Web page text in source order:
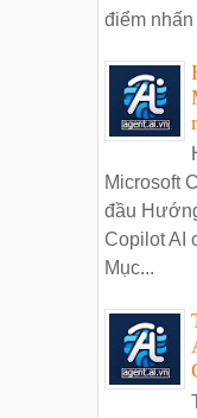
điểm
Microsoft
đầu
Copilot AI
Mục...